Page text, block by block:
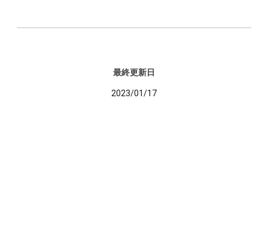
最終更新日
2023/01/17